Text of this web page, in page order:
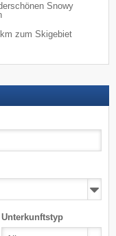
Snowy
zum Skigebiet
Unterkunftstyp